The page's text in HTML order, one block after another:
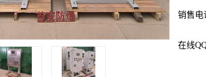
销售电
在线QQ